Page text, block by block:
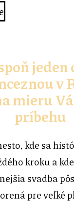
jeden
v
mieru
príbehu
kde sa
kroku a
svadba
pre veľké